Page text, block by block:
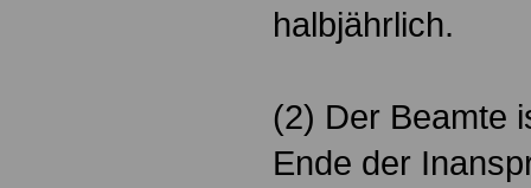
halbjährlich.
(2) Der Beamte
Ende der